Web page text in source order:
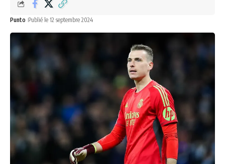
Punto Publié le 12 septembre 2024